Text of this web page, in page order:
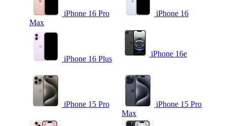
iPhone 16 Pro
Max
iPhone 16
iPhone 16 Plus
iPhone 16e
iPhone 15 Pro
iPhone 15 Pro
Max